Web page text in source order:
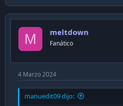
M meltdown
Fanático
4 Marzo 2024
manuedit09 dijo: